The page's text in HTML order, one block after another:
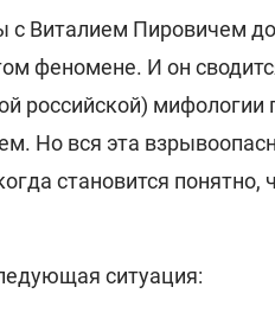
с Виталием Пировичем
феномене. И он
российской)
Но вся эта
становится понятно,
ситуация: